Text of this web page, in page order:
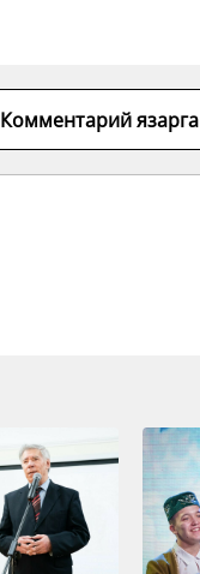
Комментарий язарга